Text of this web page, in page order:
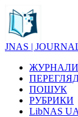
JNAS |
ЖУРНАЛИ
ПОШУК
РУБРИКИ
LibNAS UA